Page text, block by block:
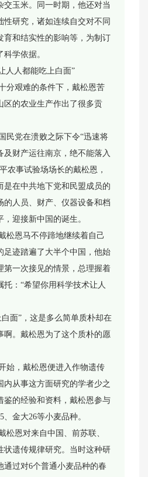
交玉米。同一时期，他还对当
性研究，诸如连续自交对不同
育和结实性的影响等，为制订
学依据。
人人都能吃上白面”
分艰难的条件下，戴松恩苦
区的农业生产作出了很多贡
民党在溃败之际下令“迅速将
及财产运往南京，绝不能落入
农事试验场场长的戴松恩，
是在中共地下党和民盟成员的
的人员、财产、仪器设备和档
迎接新中国的诞生。
松恩马不停蹄地继续着自己
足迹踏遍了大半个中国，他始
第一次接见的情景，总理握着
：“希望你用科学技术让人
面”，这是多么简单质朴却在
啊。戴松恩为了这个质朴的愿
始，戴松恩便进入作物遗传
内从事这方面研究的学者少之
鉴的经验和资料，戴松恩参与
金大26等小麦品种。
松恩对来自中国、前苏联、
状遗传规律研究。当时这种研
通过对6个普通小麦品种的春